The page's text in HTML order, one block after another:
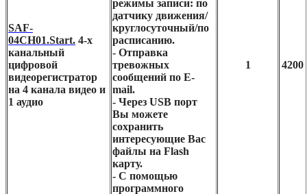
SAF-
04CH01.Start. 4-х
канальный
цифровой
видеорегистратор
на 4 канала видео и
1 аудио
режимы записи: по
датчику движения/
круглосуточный/по
расписанию.
- Отправка
тревожных
сообщений по E-
mail.
- Через USB порт
Вы можете
сохранить
интересующие Вас
файлы на Flash
карту.
- С помощью
программного
1 4200